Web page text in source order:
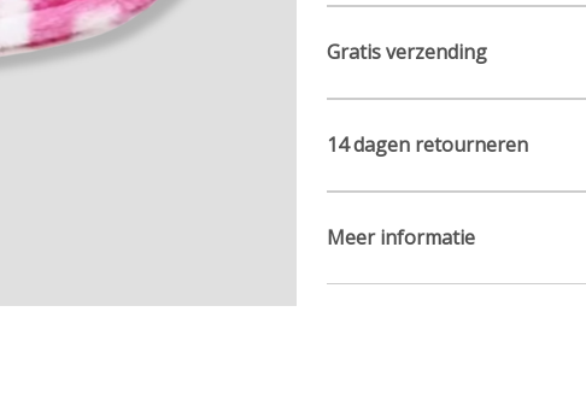
Gratis verzending
14 dagen retourneren
Meer informatie